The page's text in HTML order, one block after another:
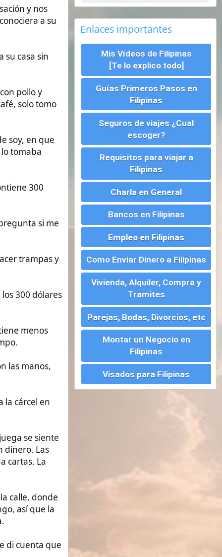
[Te lo explico todo]
Guías Primeros Pasos en
Filipinas
Seguros de viajes ¿Cual
escoger?
Requisitos para viajar a
Filipinas
Charla en General
Bancos en Filipinas
Empleo en Filipinas
Como Enviar Dinero a Filipinas
Vivienda, Alquiler, Compra y
Parejas, Bodas, Divorcios, etc
Montar un Negocio en
Filipinas
Visados para Filipinas